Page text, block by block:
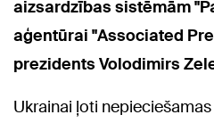
aizsardzības sistēmām
aģentūrai "Associated
prezidents Volodimirs
Ukrainai ļoti